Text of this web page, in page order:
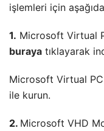
işlemleri için
1. Microsoft Virtual
buraya tıklayarak
Microsoft Virtual
ile kurun.
2. Microsoft VHD